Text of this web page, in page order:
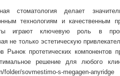
стоматология делает
технологиям и качественным
играют ключевую роль в
не только эстетическую
Рынок протетических компонентов
решение для любого
folder/sovmestimo-s-megagen-